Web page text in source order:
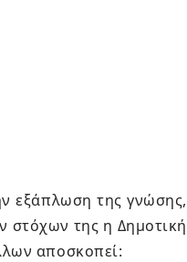
εξάπλωση της γνώσης,
στόχων της η Δημοτική
αποσκοπεί: